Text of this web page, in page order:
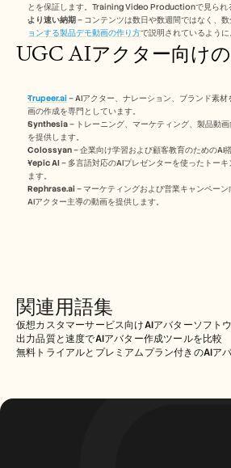
とを保証します。Training Video Productionで見られ
より速い納期 – コンテンツは数日や数週間ではなく、数
ョンする製品デモ動画の作り方で説明されているように
UGC AIアクター向け
Trupeer.ai – AIアクター、ナレーション、ブランド素
画の作成を専門としています。
Synthesia – トレーニング、マーケティング、製品動
を提供します。
Colossyan – 企業向け学習および顧客教育のためのAI
Yepic AI – 多言語対応のAIプレゼンターを使ったトー
ます。
Rephrase.ai – マーケティングおよび営業キャンペー
AIアクター主導の動画を提供します。
関連用語集
仮想カスタマーサービス向けAIアバターソフト
出力品質と速度でAIアバター作成ツールを比較
無料トライアルとプレミアムプラン付きのAIア